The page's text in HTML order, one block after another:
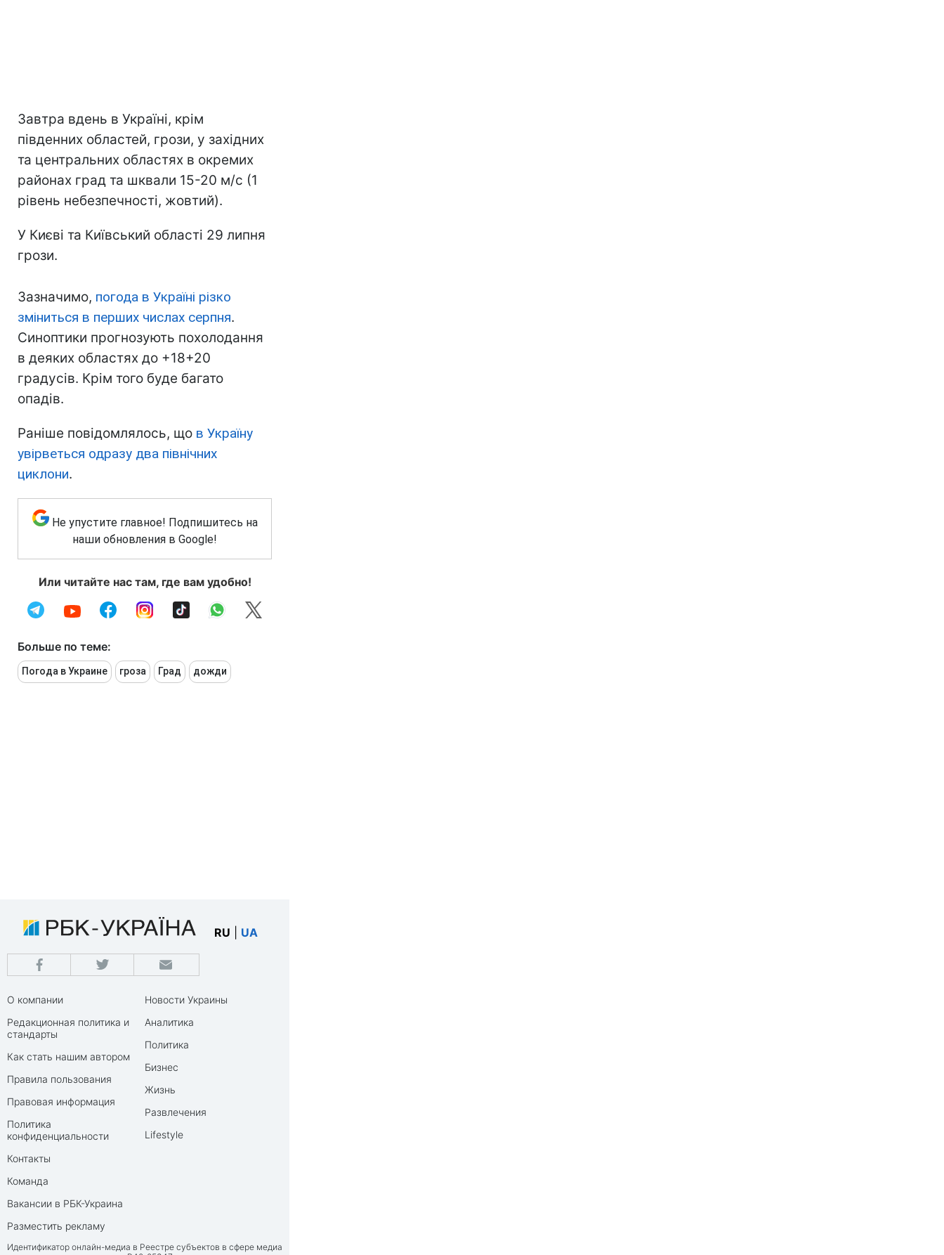
Завтра вдень в Україні, крім
південних областей, грози, у західних
та центральних областях в окремих
районах град та шквали 15-20 м/с (1
рівень небезпечності, жовтий).
У Києві та Київський області 29 липня
грози.
Зазначимо, погода в Україні різко
зміниться в перших числах серпня.
Синоптики прогнозують похолодання
в деяких областях до +18+20
градусів. Крім того буде багато
опадів.
Раніше повідомлялось, що в Україну
увірветься одразу два північних
циклони.
Не упустите главное! Подпишитесь на
наши обновления в Google!
Или читайте нас там, где вам удобно!
Больше по теме:
Погода в Украине гроза Град дожди
RU UA
О компании
Редакционная политика и
стандарты
Как стать нашим автором
Правила пользования
Правовая информация
Политика
конфиденциальности
Контакты
Команда
Вакансии в РБК-Украина
Разместить рекламу
Новости Украины
Аналитика
Политика
Бизнес
Жизнь
Развлечения
Lifestyle
Идентификатор онлайн-медиа в Реестре субъектов в сфере медиа